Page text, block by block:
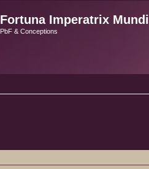
Fortuna Imperatrix Mundi
PbF & Conceptions